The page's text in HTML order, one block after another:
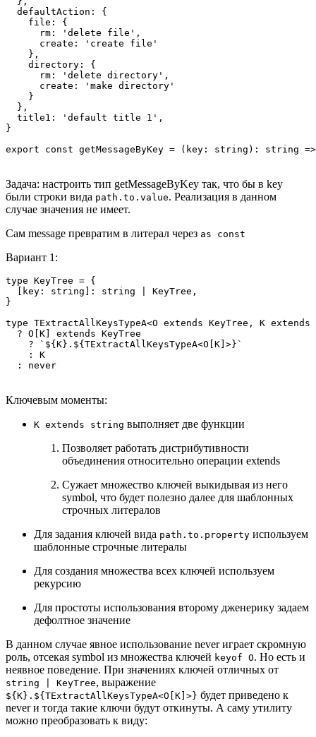
  defaultAction: {
    file: {
      rm: 'delete file',
      create: 'create file'
    },
    directory: {
      rm: 'delete directory',
      create: 'make directory'
    }
  },
  title1: 'default title 1',
}
Задача: настроить тип getMessageByKey так, что бы в key
были строки вида path.to.value. Реализация в данном
случае значения не имеет.
Сам message превратим в литерал через as const
Вариант 1:
type KeyTree = {
  [key: string]: string | KeyTree,
}
type TExtractAllKeysTypeA<O extends KeyTree, K
  ? O[K] extends KeyTree
    ? `${K}.${TExtractAllKeysTypeA<O[K]>}`
    : K
Ключевым моменты:
K extends string выполняет две функции
Позволяет работать дистрибутивности
объединения относительно операции extends
Сужает множество ключей выкидывая из него
symbol, что будет полезно далее для шаблонных
строчных литералов
Для задания ключей вида path.to.property используем
шаблонные строчные литералы
Для создания множества всех ключей используем
рекурсию
Для простоты использования второму дженерику задаем
дефолтное значение
В данном случае явное использование never играет скромную
роль, отсекая symbol из множества ключей keyof O. Но есть и
неявное поведение. При значениях ключей отличных от
string | KeyTree, выражение
${K}.${TExtractAllKeysTypeA<O[K]>} будет приведено к
never и тогда такие ключи будут откинуты. А саму утилиту
можно преобразовать к виду: